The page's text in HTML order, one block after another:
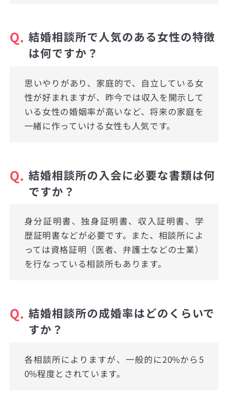
Q. 結婚相談所で人気のある女性の特徴
は何ですか？
思いやりがあり、家庭的で、自立している女
性が好まれますが、昨今では収入を開示して
いる女性の婚姻率が高いなど、将来の家庭を
一緒に作っていける女性も人気です。
Q. 結婚相談所の入会に必要な書類は何
ですか？
身分証明書、独身証明書、収入証明書、学
歴証明書などが必要です。また、相談所によ
っては資格証明（医者、弁護士などの士業）
を行なっている相談所もあります。
Q. 結婚相談所の成婚率はどのくらいで
すか？
各相談所によりますが、一般的に20%から5
0%程度とされています。